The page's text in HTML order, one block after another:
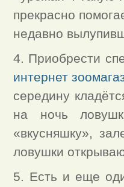
прекрасно
недавно
4. Приобрести
интернет
середину
на ночь
«вкусняшку»,
ловушки
5. Есть и еще